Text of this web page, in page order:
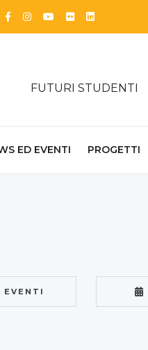
Facebook
Instagram
YouTube
FlickrLinkedin
FUTURI STUDENTI
ED EVENTI PROGETTI
EVENTI